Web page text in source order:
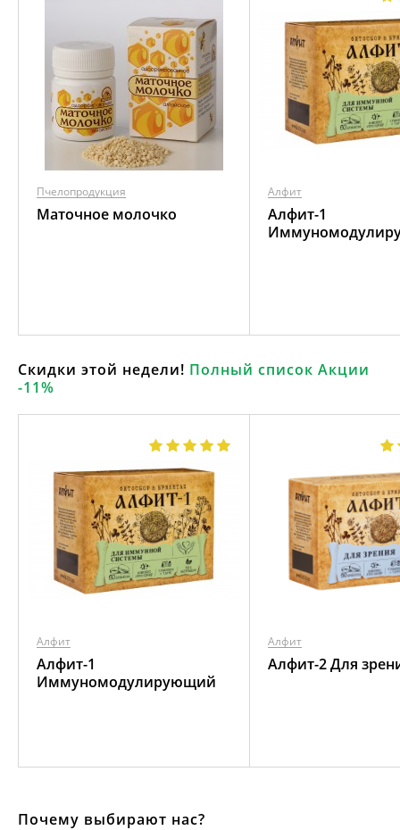
Пчелопродукция
Маточное молочко
Алфит
Алфит-1
Скидки этой недели! Полный список Акции
-11%
Алфит
Алфит-1
Иммуномодулирующий
Алфит
Алфит-2 Для
Почему выбирают нас?